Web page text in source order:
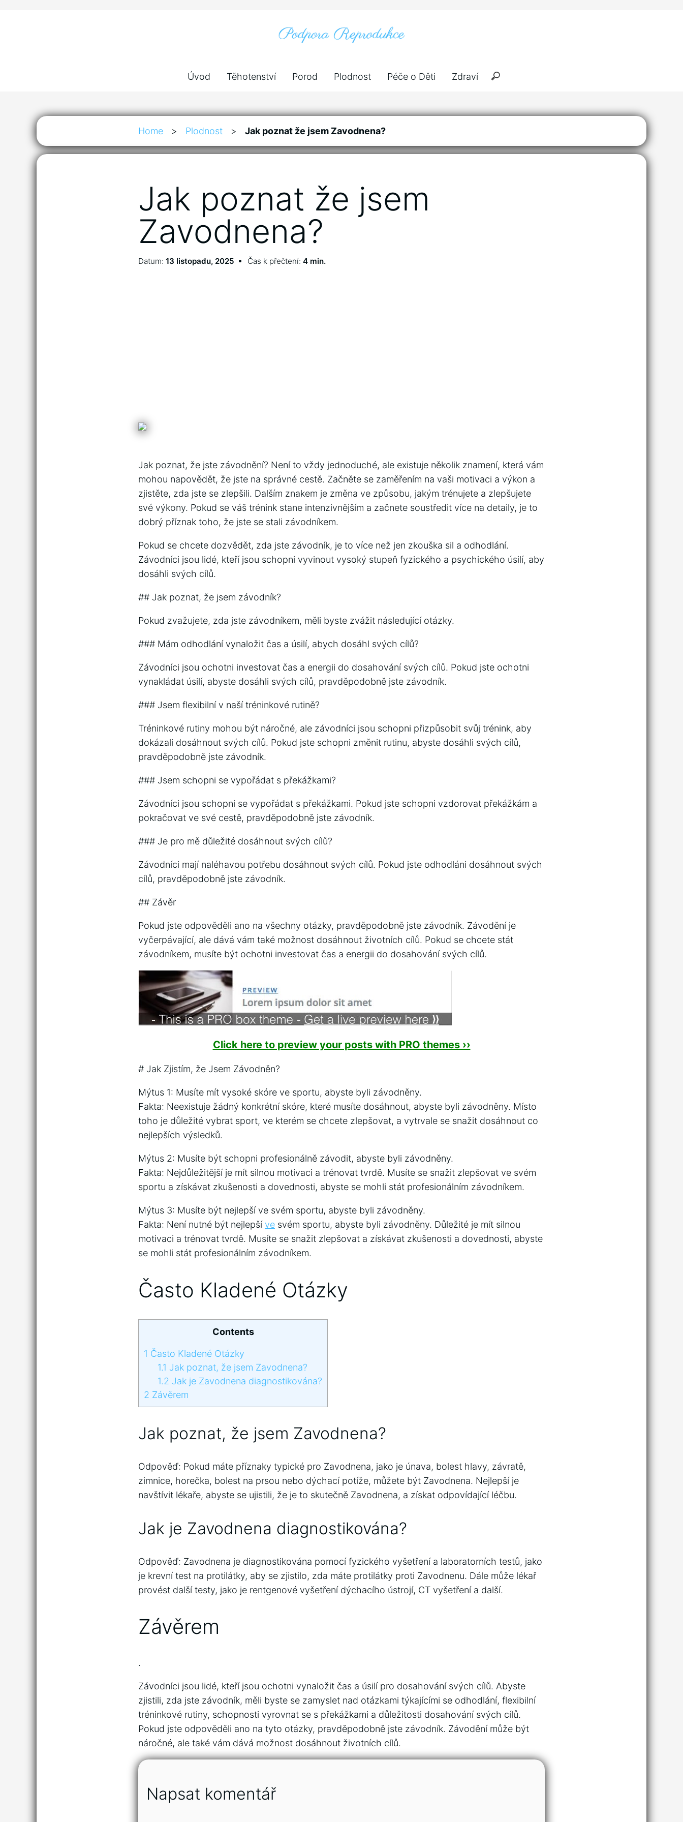
Úvod Těhotenství Porod Plodnost Péče o Děti Zdraví
Home > Plodnost > Jak poznat že jsem Zavodnena?
Jak poznat že jsem
Zavodnena?
Datum: 13 listopadu, 2025 Čas k přečtení: 4 min.
Jak poznat, že jste závodnění? Není to vždy jednoduché, ale existuje několik znamení, která vám
mohou napovědět, že jste na správné cestě. Začněte se zaměřením na vaši motivaci a výkon a
zjistěte, zda jste se zlepšili. Dalším znakem je změna ve způsobu, jakým trénujete a zlepšujete
své výkony. Pokud se váš trénink stane intenzivnějším a začnete soustředit více na detaily, je to
dobrý příznak toho, že jste se stali závodníkem.
Pokud se chcete dozvědět, zda jste závodník, je to více než jen zkouška sil a odhodlání.
Závodníci jsou lidé, kteří jsou schopni vyvinout vysoký stupeň fyzického a psychického úsilí, aby
dosáhli svých cílů.
## Jak poznat, že jsem závodník?
Pokud zvažujete, zda jste závodníkem, měli byste zvážit následující otázky.
### Mám odhodlání vynaložit čas a úsilí, abych dosáhl svých cílů?
Závodníci jsou ochotni investovat čas a energii do dosahování svých cílů. Pokud jste ochotni
vynakládat úsilí, abyste dosáhli svých cílů, pravděpodobně jste závodník.
### Jsem flexibilní v naší tréninkové rutině?
Tréninkové rutiny mohou být náročné, ale závodníci jsou schopni přizpůsobit svůj trénink, aby
dokázali dosáhnout svých cílů. Pokud jste schopni změnit rutinu, abyste dosáhli svých cílů,
pravděpodobně jste závodník.
### Jsem schopni se vypořádat s překážkami?
Závodníci jsou schopni se vypořádat s překážkami. Pokud jste schopni vzdorovat překážkám a
pokračovat ve své cestě, pravděpodobně jste závodník.
### Je pro mě důležité dosáhnout svých cílů?
Závodníci mají naléhavou potřebu dosáhnout svých cílů. Pokud jste odhodláni dosáhnout svých
cílů, pravděpodobně jste závodník.
## Závěr
Pokud jste odpověděli ano na všechny otázky, pravděpodobně jste závodník. Závodění je
vyčerpávající, ale dává vám také možnost dosáhnout životních cílů. Pokud se chcete stát
závodníkem, musíte být ochotni investovat čas a energii do dosahování svých cílů.
Click here to preview your posts with PRO themes ››
# Jak Zjistím, že Jsem Závodněn?
Mýtus 1: Musíte mít vysoké skóre ve sportu, abyste byli závodněny.
Fakta: Neexistuje žádný konkrétní skóre, které musíte dosáhnout, abyste byli závodněny. Místo
toho je důležité vybrat sport, ve kterém se chcete zlepšovat, a vytrvale se snažit dosáhnout co
nejlepších výsledků.
Mýtus 2: Musíte být schopni profesionálně závodit, abyste byli závodněny.
Fakta: Nejdůležitější je mít silnou motivaci a trénovat tvrdě. Musíte se snažit zlepšovat ve svém
sportu a získávat zkušenosti a dovednosti, abyste se mohli stát profesionálním závodníkem.
Mýtus 3: Musíte být nejlepší ve svém sportu, abyste byli závodněny.
Fakta: Není nutné být nejlepšíve svém sportu, abyste byli závodněny. Důležité je mít silnou
motivaci a trénovat tvrdě. Musíte se snažit zlepšovat a získávat zkušenosti a dovednosti, abyste
se mohli stát profesionálním závodníkem.
Často Kladené Otázky
Contents
1 Často Kladené Otázky
1.1 Jak poznat, že jsem Zavodnena?
1.2 Jak je Zavodnena diagnostikována?
2 Závěrem
Jak poznat, že jsem Zavodnena?
Odpověď: Pokud máte příznaky typické pro Zavodnena, jako je únava, bolest hlavy, závratě,
zimnice, horečka, bolest na prsou nebo dýchací potíže, můžete být Zavodnena. Nejlepší je
navštívit lékaře, abyste se ujistili, že je to skutečně Zavodnena, a získat odpovídající léčbu.
Jak je Zavodnena diagnostikována?
Odpověď: Zavodnena je diagnostikována pomocí fyzického vyšetření a laboratorních testů, jako
je krevní test na protilátky, aby se zjistilo, zda máte protilátky proti Zavodnenu. Dále může lékař
provést další testy, jako je rentgenové vyšetření dýchacího ústrojí, CT vyšetření a další.
Závěrem
.
Závodníci jsou lidé, kteří jsou ochotni vynaložit čas a úsilí pro dosahování svých cílů. Abyste
zjistili, zda jste závodník, měli byste se zamyslet nad otázkami týkajícími se odhodlání, flexibilní
tréninkové rutiny, schopnosti vyrovnat se s překážkami a důležitosti dosahování svých cílů.
Pokud jste odpověděli ano na tyto otázky, pravděpodobně jste závodník. Závodění může být
náročné, ale také vám dává možnost dosáhnout životních cílů.
Napsat komentář